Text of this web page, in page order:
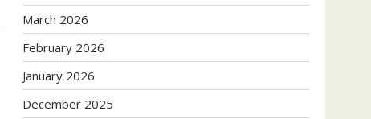
March 2026
February 2026
January 2026
December 2025